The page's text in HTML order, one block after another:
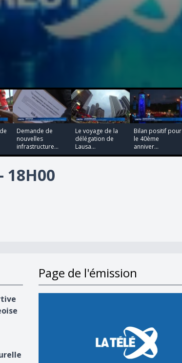
Demande de
nouvelles
infrastructure...
Le voyage de la
délégation de
Lausa...
Bilan positif pour
le 40ème
anniver...
18H00
en 2018
en 2018
Page de l'émission